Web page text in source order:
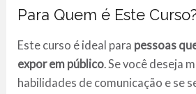
Para Quem é Este
Este curso é ideal para pessoas
expor em público. Se você deseja
habilidades de comunicação e se